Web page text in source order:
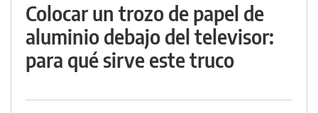
Colocar un trozo de papel de
aluminio debajo del televisor:
para qué sirve este truco